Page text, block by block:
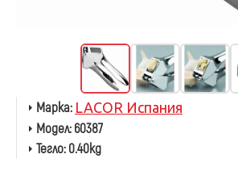
Марка: LACOR Испания
Модел:60387
Тегло:0.40kg